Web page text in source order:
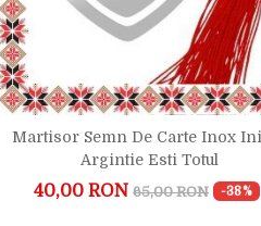
Martisor Semn De Carte Inox
Argintie Esti Totul
40,00 RON 65,00 RON -38%